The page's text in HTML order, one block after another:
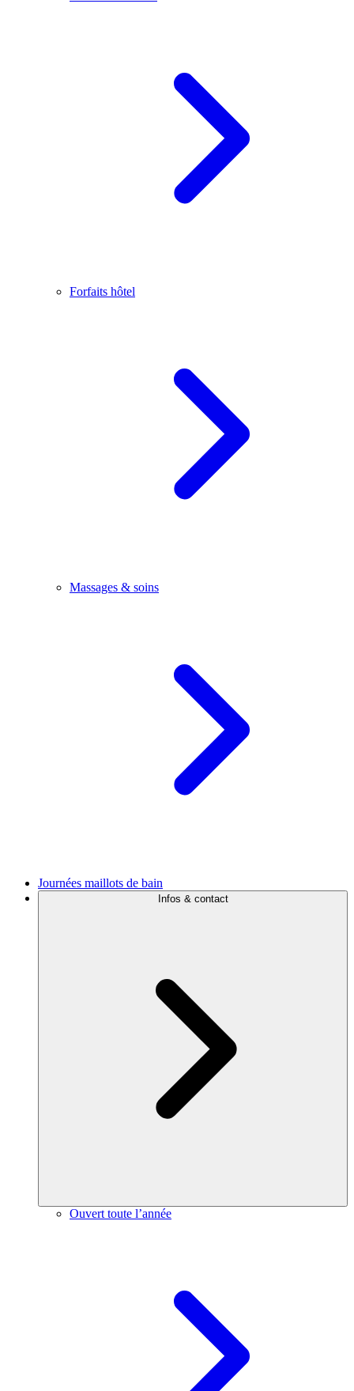
Forfaits hôtel
Massages & soins
Journées maillots de bain
Infos & contact
Ouvert toute l’année